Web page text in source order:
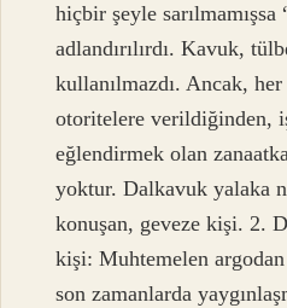
hiçbir şeyle
adlandırılırdı. Kavuk,
kullanılmazdı. Ancak,
otoritelere verildiğinden,
eğlendirmek olan
yoktur. Dalkavuk yalaka
konuşan, geveze kişi. 2.
kişi: Muhtemelen
son zamanlarda